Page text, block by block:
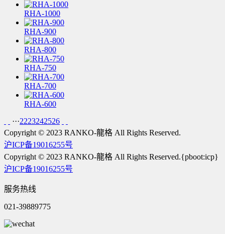
RHA-1000
RHA-900
RHA-800
RHA-750
RHA-700
RHA-600
···2223242526
Copyright © 2023 RANKO-龍格 All Rights Reserved.
沪ICP备19016255号
Copyright © 2023 RANKO-龍格 All Rights Reserved.{pboot:icp}
沪ICP备19016255号
服务热线
021-39889775